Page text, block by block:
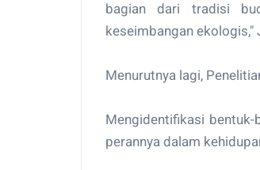
bagian dari tradisi
keseimbangan ekologis,"
Menurutnya lagi,
Mengidentifikasi
perannya dalam